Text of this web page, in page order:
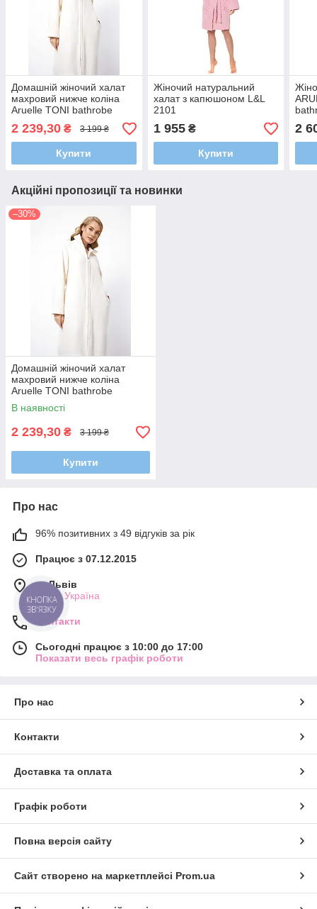
Домашній жіночий халат
махровий нижче коліна
Aruelle TONI bathrobe
closeup, Теплий стильный
халат
2 239,30 ₴ 3 199 ₴
Купити
Жіночий натуральний
халат з капюшоном L&L
2101
1 955₴
Купити
2
Акційні пропозиції та новинки
–30%
Домашній жіночий халат
махровий нижче коліна
Aruelle TONI bathrobe
closeup, Теплий стильный
халат
В наявності
2 239,30 ₴ 3 199 ₴
Купити
Про нас
96% позитивних з 49 відгуків за рік
Працює з 07.12.2015
м. Львів
Львів, Україна
Контакти
Сьогодні працює з 10:00 до 17:00
Показати весь графік роботи
Про нас
Контакти
Доставка та оплата
Графік роботи
Повна версія сайту
Сайт створено на маркетплейсі Prom.ua
КНОПКА
ЗВ'ЯЗКУ